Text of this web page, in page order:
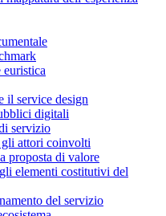
il service design
digitali
servizio
attori coinvolti
proposta di valore
elementi costitutivi del
del servizio